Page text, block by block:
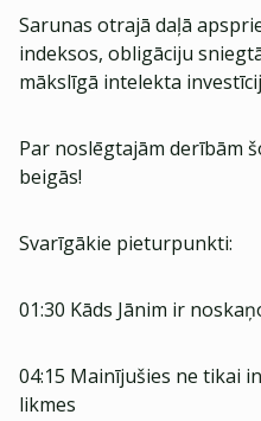
Sarunas otrajā daļā
indeksos, obligāciju
mākslīgā intelekta
Par noslēgtajām derībām
beigās!
Svarīgākie pieturpunkti:
01:30 Kāds Jānim ir
04:15 Mainījušies ne tikai
likmes